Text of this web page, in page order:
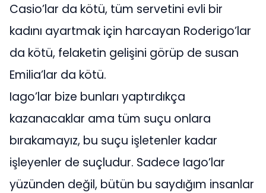
Casio’lar da kötü, tüm servetini evli bir
kadını ayartmak için harcayan Roderigo’lar
da kötü, felaketin gelişini görüp de susan
Emilia’lar da kötü.
Iago’lar bize bunları yaptırdıkça
kazanacaklar ama tüm suçu onlara
bırakamayız, bu suçu işletenler kadar
işleyenler de suçludur. Sadece Iago’lar
yüzünden değil, bütün bu saydığım insanlar